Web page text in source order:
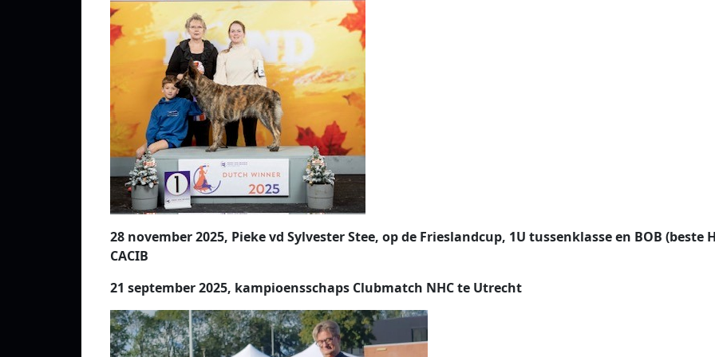
28 november 2025, Pieke vd Sylvester Stee, op de Frieslandcup, 1U tussenklasse en BOB (beste
CACIB
21 september 2025, kampioensschaps Clubmatch NHC te Utrecht